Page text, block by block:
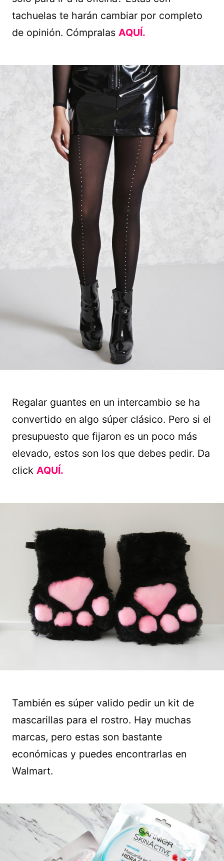
tachuelas te harán cambiar por completo
de opinión. Cómpralas AQUÍ.
Regalar guantes en un intercambio se ha
convertido en algo súper clásico. Pero si el
presupuesto que fijaron es un poco más
elevado, estos son los que debes pedir. Da
click AQUÍ.
También es súper valido pedir un kit de
mascarillas para el rostro. Hay muchas
marcas, pero estas son bastante
económicas y puedes encontrarlas en
Walmart.